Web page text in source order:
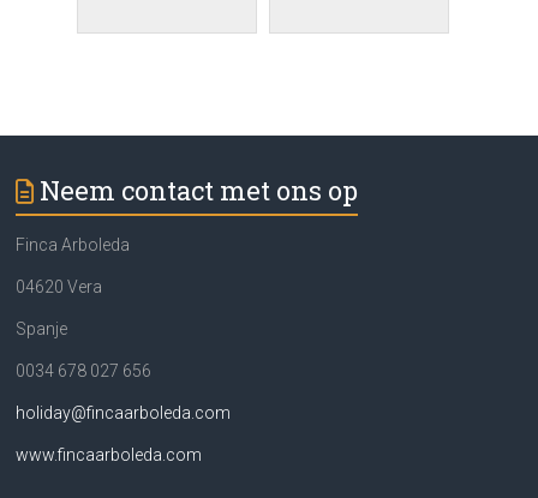
Neem contact met ons op
Finca Arboleda
04620 Vera
Spanje
0034 678 027 656
holiday@fincaarboleda.com
www.fincaarboleda.com